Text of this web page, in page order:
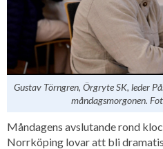
Gustav Törngren, Örgryte SK, leder
måndagsmorgonen.
Måndagens avslutande rond
Norrköping lovar att bli